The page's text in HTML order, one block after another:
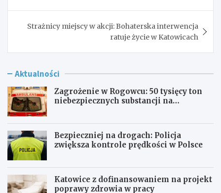
Strażnicy miejscy w akcji: Bohaterska interwencja
ratuje życie w Katowicach
Aktualności
Zagrożenie w Rogowcu: 50 tysięcy ton
niebezpiecznych substancji na
Bezpieczniej na drogach: Policja
zwiększa kontrole prędkości w Polsce
Katowice z dofinansowaniem na projekt
poprawy zdrowia w pracy